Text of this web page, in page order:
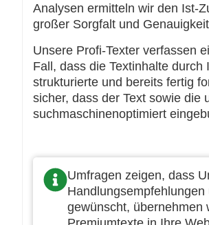
Analysen ermitteln wir den Ist-
großer Sorgfalt und
Unsere Profi-Texter verfassen
Fall, dass die Textinhalte
strukturierte und bereits fertig
sicher, dass der Text sowie die
suchmaschinenoptimiert
Umfragen zeigen, dass
gewünscht, übernehmen